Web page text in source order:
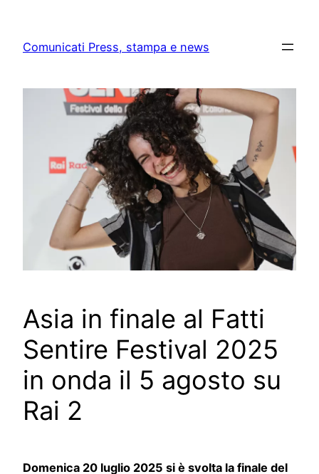
content
Comunicati Press, stampa e news
Asia in finale al Fatti
Sentire Festival 2025
in onda il 5 agosto su
Rai 2
Domenica 20 luglio 2025 si è svolta la finale del